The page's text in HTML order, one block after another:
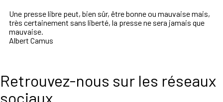
Une presse libre peut, bien sûr, être bonne ou mauvaise mais,
très certainement sans liberté, la presse ne sera jamais que
mauvaise.
Albert Camus
Retrouvez-nous sur les réseaux
sociaux